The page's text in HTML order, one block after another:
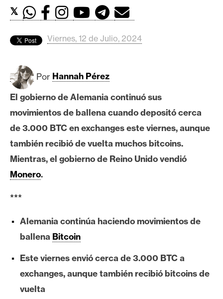
a
o
i
t
c
i
n
h
e
e
u
m
𝕏
Viernes, 12 de Julio, 2024
Por Hannah Pérez
El gobierno de Alemania continuó sus
movimientos de ballena cuando depositó cerca
de 3.000 BTC en exchanges este viernes, aunque
también recibió de vuelta muchos bitcoins.
Mientras, el gobierno de Reino Unido vendió
Monero.
***
Alemania continúa haciendo movimientos de
ballena Bitcoin
Este viernes envió cerca de 3.000 BTC a
exchanges, aunque también recibió bitcoins de
vuelta